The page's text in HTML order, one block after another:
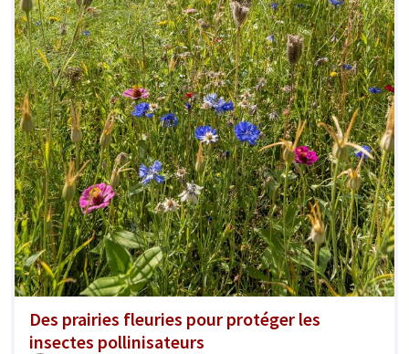
Des prairies fleuries pour protéger les
insectes pollinisateurs